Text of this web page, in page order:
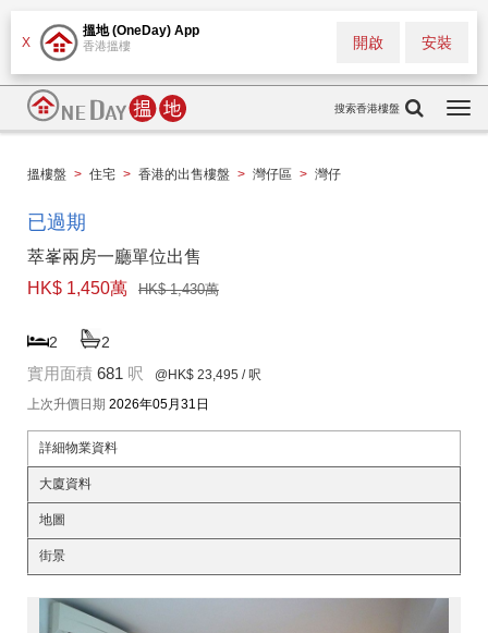
X
搵地 (OneDay) App
香港搵樓 安裝
開啟
搜索香港樓盤
搵樓盤 > 住宅 > 香港的出售樓盤 > 灣仔區 > 灣仔
已過期
萃峯兩房一廳單位出售
HK$ 1,450萬
HK$ 1,430萬
2 2
實用面積 681 呎 @HK$ 23,495 / 呎
上次升價日期 2026年05月31日
詳細物業資料
大廈資料
地圖
街景